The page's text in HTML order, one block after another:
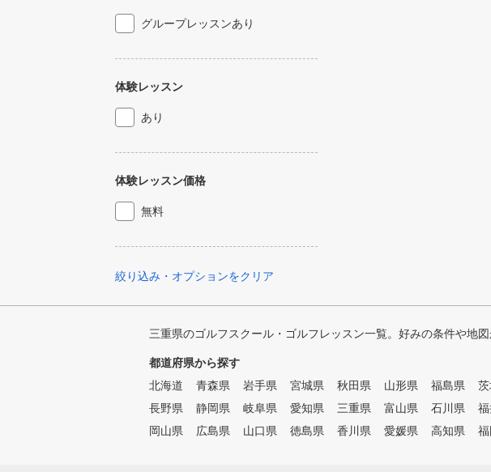
グループレッスンあり
体験レッスン
あり
体験レッスン価格
無料
絞り込み・オプションをクリア
三重県のゴルフスクール・ゴルフレッスン一覧。好みの条件や地
都道府県から探す
北海道
青森県 岩手県 宮城県 秋田県 山形県 福島県
長野県
静岡県 岐阜県 愛知県 三重県 富山県 石川県
岡山県
広島県 山口県 徳島県 香川県 愛媛県 高知県